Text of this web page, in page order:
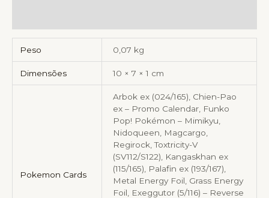
Peso 0,07 kg
Dimensões 10 × 7 × 1 cm
Pokemon Cards
Arbok ex (024/165), Chien-Pao
ex – Promo Calendar, Funko
Pop! Pokémon – Mimikyu,
Nidoqueen, Magcargo,
Regirock, Toxtricity-V
(SV112/S122), Kangaskhan ex
(115/165), Palafin ex (193/167),
Metal Energy Foil, Grass Energy
Foil, Exeggutor (5/116) – Reverse